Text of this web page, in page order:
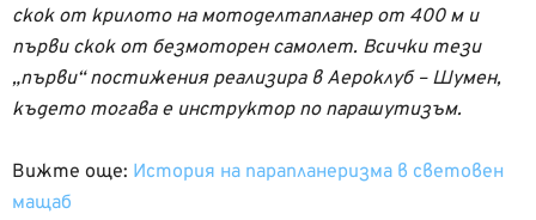
скок от крилото на мотоделтапланер от 400 м и
първи скок от безмоторен самолет. Всички тези
„първи“ постижения реализира в Аероклуб – Шумен,
където тогава е инструктор по парашутизъм.
Вижте още: История на парапланеризма в световен
мащаб